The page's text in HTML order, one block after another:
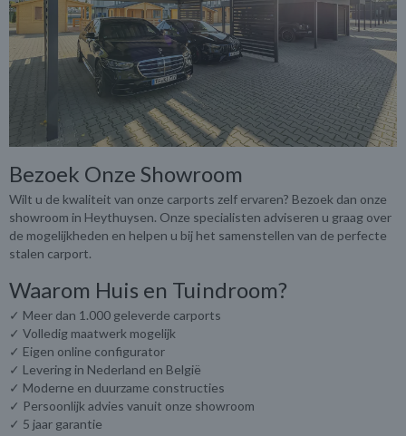
Bezoek Onze Showroom
Wilt u de kwaliteit van onze carports zelf ervaren? Bezoek dan onze
showroom in Heythuysen. Onze specialisten adviseren u graag over
de mogelijkheden en helpen u bij het samenstellen van de perfecte
stalen carport.
Waarom Huis en Tuindroom?
✓ Meer dan 1.000 geleverde carports
✓ Volledig maatwerk mogelijk
✓ Eigen online configurator
✓ Levering in Nederland en België
✓ Moderne en duurzame constructies
✓ Persoonlijk advies vanuit onze showroom
✓ 5 jaar garantie